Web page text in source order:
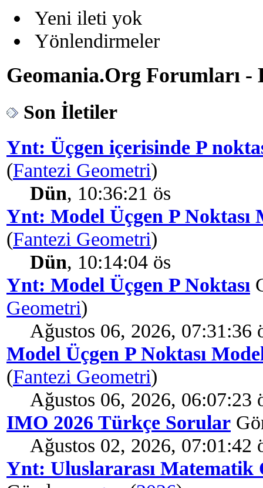
Yeni ileti yok
Yönlendirmeler
Geomania.Org Forumları
Son İletiler
Ynt: Üçgen içerisinde P
(Fantezi Geometri)
Dün, 10:36:21 ös
Ynt: Model Üçgen P Noktası
(Fantezi Geometri)
Dün, 10:14:04 ös
Ynt: Model Üçgen P Noktası
Geometri)
Ağustos 06, 2026, 07:31:36
Model Üçgen P Noktası
(Fantezi Geometri)
Ağustos 06, 2026, 06:07:23
IMO 2026 Türkçe Sorular
Ağustos 02, 2026, 07:01:42
Ynt: Uluslararası Matematik